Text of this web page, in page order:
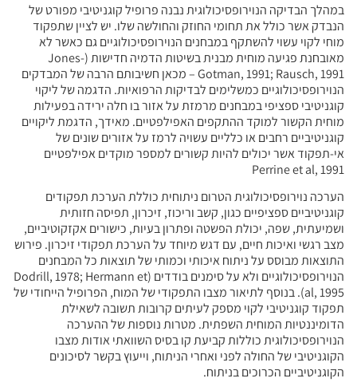
במהלך הבדיקה הנוירופסיכולוגית נבנה פרופיל קוגניטיבי מפורט של
הנבדק אשר כולל את תחומי החוזק והחולשה שלו. יש לציין שתפקוד
מוחי לקוי עשוי להשתקף במבחנים הנוירופסיכולוגיים גם כאשר לא
מאובחנת פגיעה מוחית מבנית בשיטות הדמיה חדישות (Jones-
Gotman, 1991; Rausch, 1991 – מכאן חשיבותם הרבה של המבדקים
הנוירופסיכולוגיים כמשלימים לבדיקות הרפואיות. הדגמה של ליקוי
קוגניטיבי ספציפי במבחנים מרמזת על אזור בו חלה ירידה בפעילות
מוחית הקשור למוקד ההתקפים האפילפטיים. מאידך, הדגמת ליקויים
קוגניטיביים רחבים או כלליים עשויה לרמז על אזורים שונים של
אי-תפקוד אשר יכולים להיות קשורים למספר מוקדים אפילפטיים
Perrine et al, 1991
הערכה נוירופסיכולוגית הטרום ניתוחית כוללת הערכת תפקודים
קוגניטיביים ספציפיים כגון, קשב וריכוז, זיכרון, תפיסה חזותית
ושמיעתית, שפה, יכולת הפשטה ופתרון בעיות, כישורים אקזקוטיביים,
מצב רגשי ואיכות חיים, עם דגש מיוחד על הערכת תפקודי זיכרון. פירוש
התוצאות מבוסס על ניתוח איכותי וכמותי של תוצאות כל המבחנים
הנוירופסיכולוגיים ולא על סימנים בודדים (Dodrill, 1978; Hermann et
al, 1995). בנוסף לתיאור מצבו התפקודי של המוח, הפרופיל הייחודי של
תפקוד קוגניטיבי לקוי מספק לעיתים קרובות תשובה לשאילת
הדומיננטיות המוחית השפתית. מטרות נוספות של ההערכה
הנוירופסיכולוגית כוללות קביעת קו בסיס השוואתי אודות מצבו
הקוגניטיבי של החולה לפני ואחרי הניתוח, וייעוץ בקשר לסיכונים
הקוגניטיביים הכרוכים בניתוח.